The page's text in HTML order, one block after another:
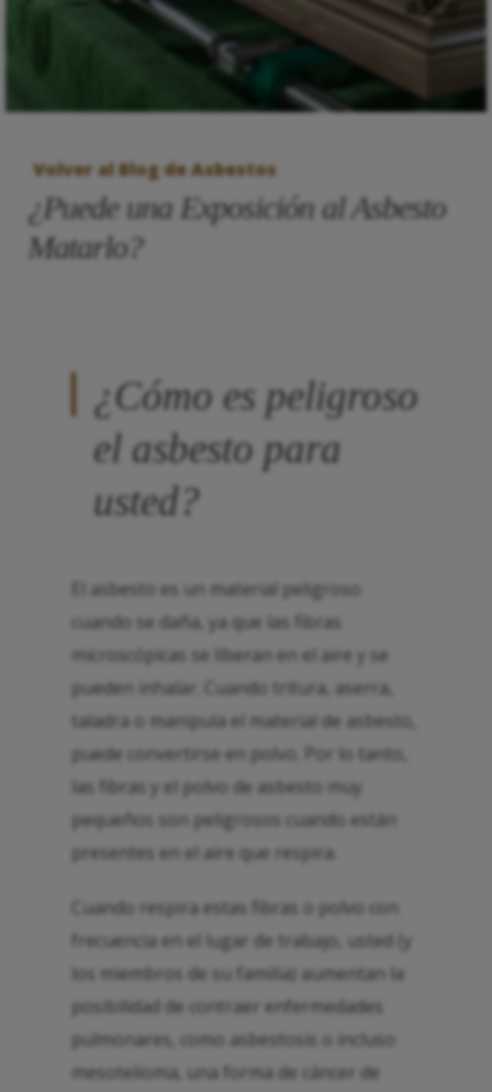
Volver al Blog de Asbestos
¿Puede una Exposición al Asbesto
Matarlo?
¿Cómo es peligroso
el asbesto para
usted?
El asbesto es un material peligroso
cuando se daña, ya que las fibras
microscópicas se liberan en el aire y se
pueden inhalar. Cuando tritura, aserra,
taladra o manipula el material de asbesto,
puede convertirse en polvo. Por lo tanto,
las fibras y el polvo de asbesto muy
pequeños son peligrosos cuando están
presentes en el aire que respira.
Cuando respira estas fibras o polvo con
frecuencia en el lugar de trabajo, usted (y
los miembros de su familia) aumentan la
posibilidad de contraer enfermedades
pulmonares, como asbestosis o incluso
mesotelioma, una forma de cáncer de